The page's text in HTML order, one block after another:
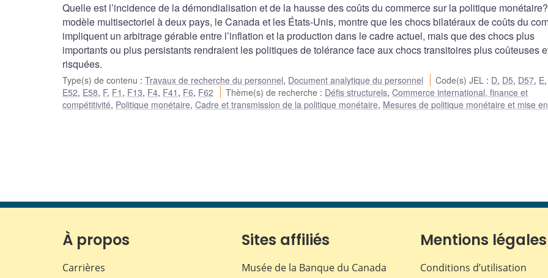
Quelle est l’incidence de la démondialisation et de la hausse des coûts du commerce sur la politique
modèle multisectoriel à deux pays, le Canada et les États-Unis, montre que les chocs bilatéraux de coûts du
impliquent un arbitrage gérable entre l’inflation et la production dans le cadre actuel, mais que des chocs plus
importants ou plus persistants rendraient les politiques de tolérance face aux chocs transitoires plus coûteuses
risquées.
Type(s) de contenu : Travaux de recherche du personnel, Document analytique du personnel Code(s) JEL : D, D5, D57, E,
E52, E58, F, F1 , F13, F4, F41 , F6, F62 Thème(s) de recherche : Défis structurels,Commerce international, finance et
compétitivité, Politique monétaire, Cadre et transmission de la politique monétaire, Mesures de politique monétaire et mise
À propos
Carrières
Sites affiliés
Musée de la Banque du Canada
Mentions légales
Conditions d’utilisation